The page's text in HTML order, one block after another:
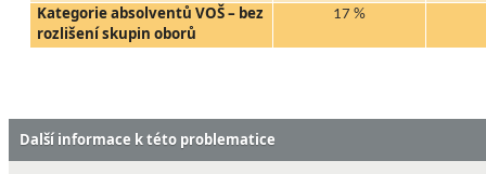
Kategorie absolventů VOŠ – bez
rozlišení skupin oborů
17 %
Další informace k této problematice